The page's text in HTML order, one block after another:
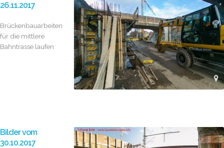
26.11.2017
Brückenbauarbeiten
für die mittlere
Bahntrasse laufen
Bilder vom
30.10.2017